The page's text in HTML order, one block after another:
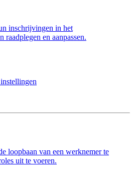
inschrijvingen in het
raadplegen en aanpassen.
loopbaan van een werknemer te
uit te voeren.